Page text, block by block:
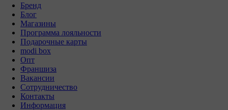
Бренд
Блог
Магазины
Программа лояльности
Подарочные карты
modi box
Опт
Франшиза
Вакансии
Сотрудничество
Контакты
Информация